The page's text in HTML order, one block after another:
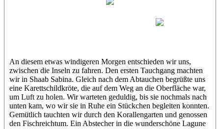
An diesem etwas windigeren Morgen entschieden wir uns,
zwischen die Inseln zu fahren. Den ersten Tauchgang machten
wir in Shaab Sabina. Gleich nach dem Abtauchen begrüßte uns
eine Karettschildkröte, die auf dem Weg an die Oberfläche war,
um Luft zu holen. Wir warteten geduldig, bis sie nochmals nach
unten kam, wo wir sie in Ruhe ein Stückchen begleiten konnten.
Gemütlich tauchten wir durch den Korallengarten und genossen
den Fischreichtum. Ein Abstecher in die wunderschöne Lagune